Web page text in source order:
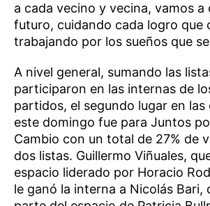
a cada vecino y vecina, vamos a
futuro, cuidando cada logro que
trabajando por los sueños que
A nivel general, sumando las
participaron en las internas de
partidos, el segundo lugar en las
este domingo fue para Juntos
Cambio con un total de 27% de
dos listas. Guillermo Viñuales,
espacio liderado por Horacio
le ganó la interna a Nicolás Bari,